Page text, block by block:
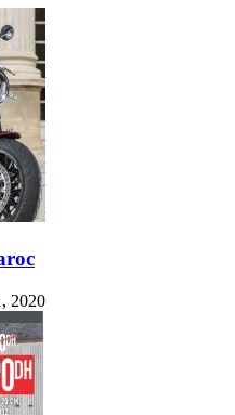
2020